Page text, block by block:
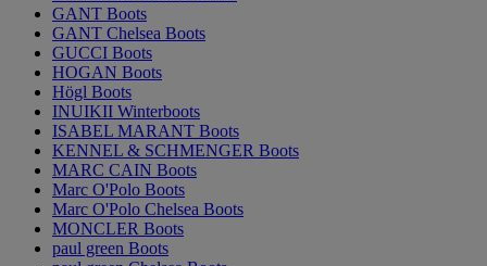
GANT Boots
GANT Chelsea Boots
GUCCI Boots
HOGAN Boots
Högl Boots
INUIKII Winterboots
ISABEL MARANT Boots
KENNEL & SCHMENGER Boots
MARC CAIN Boots
Marc O'Polo Boots
Marc O'Polo Chelsea Boots
MONCLER Boots
paul green Boots